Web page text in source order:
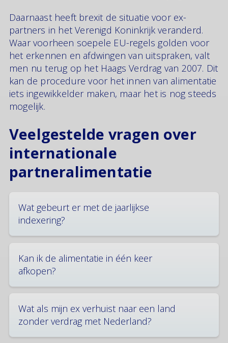
Daarnaast heeft brexit de situatie voor ex-
partners in het Verenigd Koninkrijk veranderd.
Waar voorheen soepele EU-regels golden voor
het erkennen en afdwingen van uitspraken, valt
men nu terug op het Haags Verdrag van 2007. Dit
kan de procedure voor het innen van alimentatie
iets ingewikkelder maken, maar het is nog steeds
mogelijk.
Veelgestelde vragen over
internationale
partneralimentatie
Wat gebeurt er met de jaarlijkse
indexering?
De verplichte jaarlijkse indexering van alimentatie
geldt ook als een van de partners in het buitenland
woont. De betalende partij moet het bedrag elk jaar
in januari verhogen met het vastgestelde
percentage, tenzij jullie iets anders hebben
Kan ik de alimentatie in één keer
afkopen?
Ja, afkoop van partneralimentatie is mogelijk. Dit
moet wel in gezamenlijk overleg gebeuren en goed
worden vastgelegd. Bij een verhuizing naar het
buitenland kan dit een praktische oplossing zijn om
toekomstige discussies over aanpassingen of
Wat als mijn ex verhuist naar een land
zonder verdrag met Nederland?